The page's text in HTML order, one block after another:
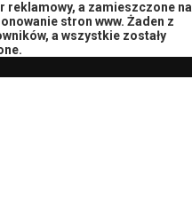
reklamowy, a zamieszczone na
stron www. Żaden z
a wszystkie zostały